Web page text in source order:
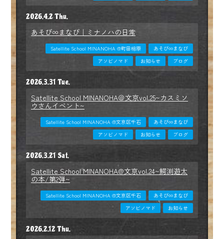
2026.4.2 Thu.
あそび∞まなび｜ミナノハの日常
Satellite School MINANOHA @町田相原
あそび∞まなび
アソビノマド
お知らせ ブログ
2026.3.31 Tue.
Satellite School MINANOHA＠文京vol.25~カスミソ
ウさんイベント~
Satellite School MINANOHA @文京区千石
あそび∞まなび
アソビノマド
お知らせ ブログ
2026.3.21 Sat.
Satellite School MINANOHA@文京vol.24~鰐渕遊太
の本/第2弾~
Satellite School MINANOHA @文京区千石
あそび∞まなび
アソビノマド
お知らせ
2026.2.12 Thu.